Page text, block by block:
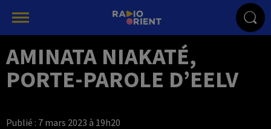
AMINATA NIAKATÉ,
PORTE-PAROLE D’EELV
Publié : 7 mars 2023 à 19h20